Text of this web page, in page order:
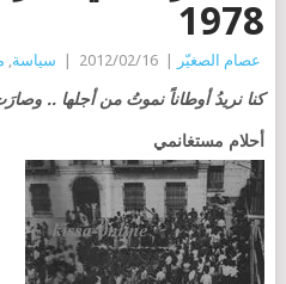
1978
عصام الصغيّر 2012/02/16 سياسة,
كنا نريدُ أوطاناً نموتُ من أجلها ..
أحلام مستغانمي